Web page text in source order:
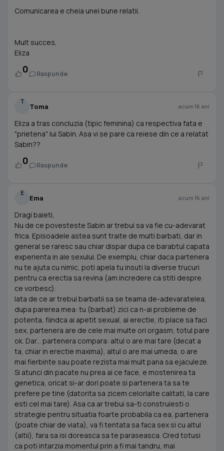
Comunicarea e cheia unei bune relatii.
Mult succes,
Eliza
0 Raspunde
T
Toma acum 16 ani
Eliza a tras concluzia (tipic feminina) ca respectiva fata e
"prietena" lui Sabin. Asa vi se pare ca reiese din ce a relatat
Sabin??
0 Raspunde
E
Ema acum 16 ani
Dragi baieti,
Nu de ce povesteste Sabin ar trebui sa va fie cu-adevarat
frica. Episoadele astea sunt traite de multi barbati, dar in
general se raresc sau chiar dispar dupa ce barabtul capata
experienta in ale sexului. De exemplu, chiar daca partenera
nu te ajuta cu nimic, poti apela tu insuti la diverse trucuri
pentru ca erectia sa revina (am incredere ca stiti despre
ce vorbesc).
Iata de ce ar trebui barbatii sa se teama de-adevaratelea,
dupa parerea mea: tu (barbat) zici ca n-ai probleme de
potenta, fiindca ai apetit sexual, ai erectie, iti place sa faci
sex, partenera are de cele mai multe ori orgasm, totul pare
ok. Dar... partenera compara: altul o are mai tare (decat a
ta, chiar in erectie maxima), altul o are mai umeda, o are
mai fierbinte sau poate rezista mai mult pana sa ejaculeze.
Si atunci din pacate nu prea ai ce face, e mostenirea ta
genetica, oricat si-ar dori poate si partenera ta sa te
prefere pe tine (datorita sa zicem celorlalte calitati, la care
esti cel mai tare). Asa ca ar trebui sa-ti construiesti o
strategie pentru situatia foarte probabila ca ea, partenera
(poate chiar de viata), va fi tentata sa faca sex si cu altul
(altii), fara sa isi doreasca sa te paraseasca. Cred totusi
ca poti intarzia momentul prin a fi mai tandru, mai